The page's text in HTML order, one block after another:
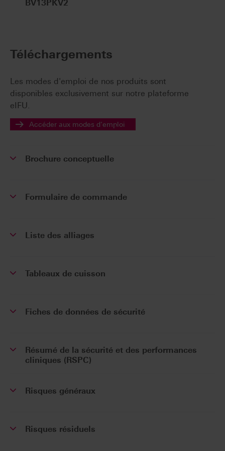
BV13PKV2
Téléchargements
Les modes d'emploi de nos produits sont
disponibles exclusivement sur notre plateforme
eIFU.
Accéder aux modes d'emploi
Brochure conceptuelle
Formulaire de commande
Liste des alliages
Tableaux de cuisson
Fiches de données de sécurité
Résumé de la sécurité et des performances
cliniques (RSPC)
Risques généraux
Risques résiduels